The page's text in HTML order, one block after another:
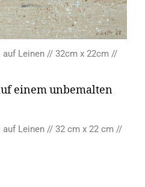
auf Leinen // 32cm x 22cm //
auf Leinen // 32 cm x 22 cm //